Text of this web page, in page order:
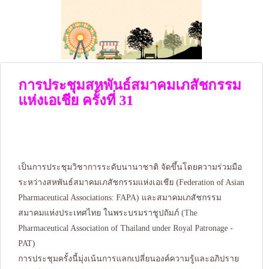
การประชุมสหพันธ์สมาคมเภสัชกรรม
แห่งเอเชีย ครั้งที่ 31
เป็นการประชุมวิชาการระดับนานาชาติ จัดขึ้นโดยความร่วมมือ
ระหว่างสหพันธ์สมาคมเภสัชกรรมแห่งเอเชีย (Federation of Asian
Pharmaceutical Associations: FAPA) และสมาคมเภสัชกรรม
สมาคมแห่งประเทศไทย ในพระบรมราชูปถัมภ์ (The
Pharmaceutical Association of Thailand under Royal Patronage -
PAT)
การประชุมครั้งนี้มุ่งเน้นการแลกเปลี่ยนองค์ความรู้และอภิปราย